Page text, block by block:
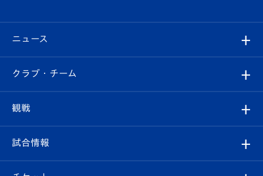
ニュース
すべて
クラブ
試合情報
クラブ・チーム
クラブ概要
観戦
観戦ルール
試合情報